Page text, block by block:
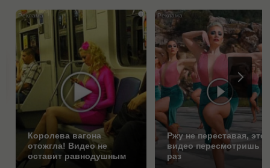
i
Королева вагона
отожгла! Видео не
оставит равнодушным
Ржу не переставая, это
видео пересмотришь
раз